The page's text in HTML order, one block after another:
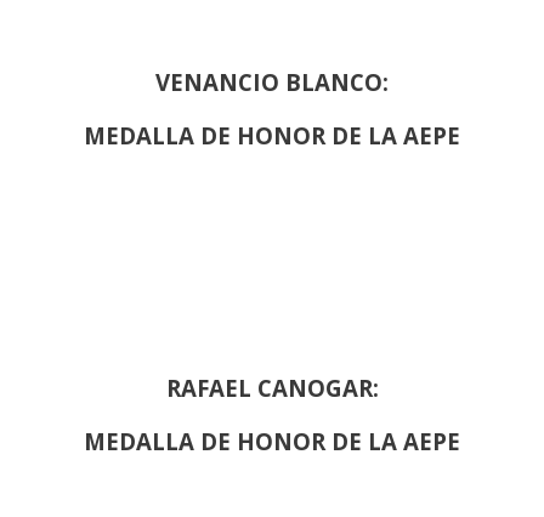
VENANCIO BLANCO:
MEDALLA DE HONOR DE LA AEPE
RAFAEL CANOGAR:
MEDALLA DE HONOR DE LA AEPE